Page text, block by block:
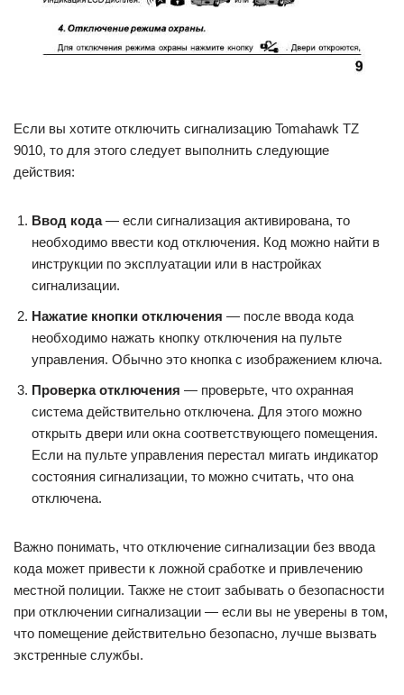
Если вы хотите отключить сигнализацию Tomahawk TZ
9010, то для этого следует выполнить следующие
действия:
Ввод кода— если сигнализация активирована, то
необходимо ввести код отключения. Код можно найти в
инструкции по эксплуатации или в настройках
сигнализации.
Нажатие кнопки отключения — после ввода кода
необходимо нажать кнопку отключения на пульте
управления. Обычно это кнопка с изображением ключа.
Проверка отключения — проверьте, что охранная
система действительно отключена. Для этого можно
открыть двери или окна соответствующего помещения.
Если на пульте управления перестал мигать индикатор
состояния сигнализации, то можно считать, что она
отключена.
Важно понимать, что отключение сигнализации без ввода
кода может привести к ложной сработке и привлечению
местной полиции. Также не стоит забывать о безопасности
при отключении сигнализации — если вы не уверены в том,
что помещение действительно безопасно, лучше вызвать
экстренные службы.